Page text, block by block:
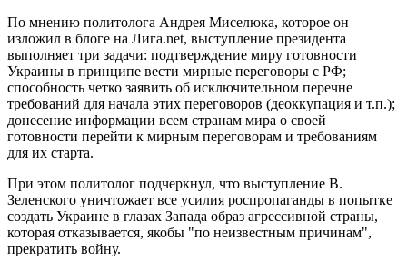
По мнению политолога Андрея Миселюка, которое он
изложил в блоге на Лига.net, выступление президента
выполняет три задачи: подтверждение миру готовности
Украины в принципе вести мирные переговоры с РФ;
способность четко заявить об исключительном перечне
требований для начала этих переговоров (деоккупация и т.п.);
донесение информации всем странам мира о своей
готовности перейти к мирным переговорам и требованиям
для их старта.
При этом политолог подчеркнул, что выступление В.
Зеленского уничтожает все усилия роспропаганды в попытке
создать Украине в глазах Запада образ агрессивной страны,
которая отказывается, якобы "по неизвестным причинам",
прекратить войну.